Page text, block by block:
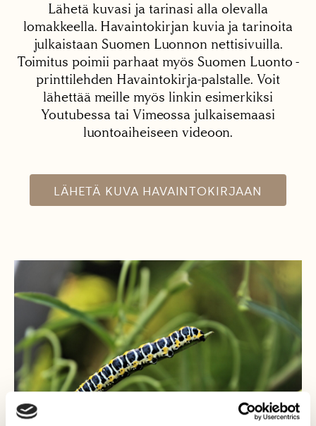
Lähetä kuvasi ja tarinasi alla olevalla
lomakkeella. Havaintokirjan kuvia ja tarinoita
julkaistaan Suomen Luonnon nettisivuilla.
Toimitus poimii parhaat myös Suomen Luonto -
printtilehden Havaintokirja-palstalle. Voit
lähettää meille myös linkin esimerkiksi
Youtubessa tai Vimeossa julkaisemaasi
luontoaiheiseen videoon.
LÄHETÄ KUVA HAVAINTOKIRJAAN